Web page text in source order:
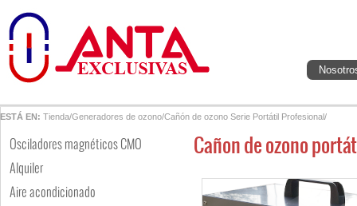
ESTÁ EN: Tienda/Generadores de ozono/Cañón de ozono Serie Portátil Profesional/
Osciladores magnéticos CMO
Alquiler
Aire acondicionado
Cañon de ozono